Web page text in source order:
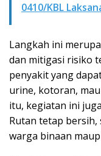
0410/KBL
Langkah ini
dan mitigasi risiko
penyakit yang
urine, kotoran,
itu, kegiatan ini
Rutan tetap bersih,
warga binaan